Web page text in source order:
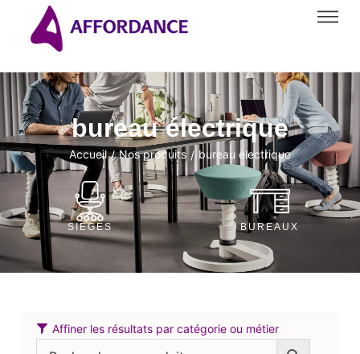
bureau électrique
Accueil / Nos produits / bureau électrique
SIÈGES BUREAUX
Affiner les résultats par catégorie ou métier